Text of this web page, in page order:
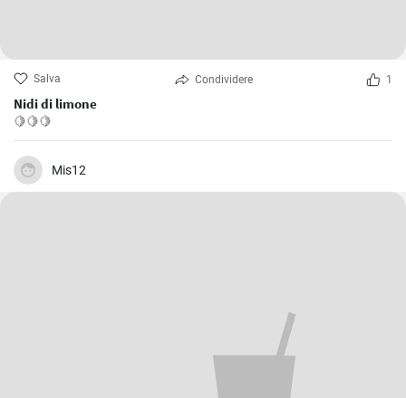
Salva Condividere 1
Nidi di limone
🍋🍋🍋
Mis12